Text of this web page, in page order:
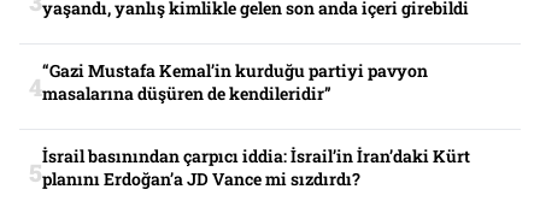
yaşandı, yanlış kimlikle gelen son anda içeri girebildi
“Gazi Mustafa Kemal’in kurduğu partiyi pavyon
masalarına düşüren de kendileridir”
İsrail basınından çarpıcı iddia: İsrail’in İran’daki Kürt
planını Erdoğan’a JD Vance mi sızdırdı?